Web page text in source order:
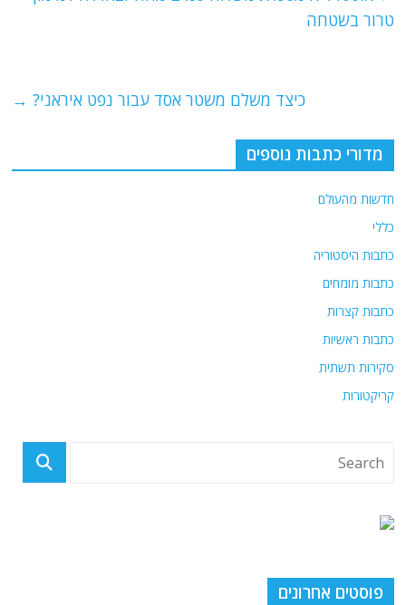
A
ra
k
טרור בשטחה
כיצד משלם משטר אסד עבור נפט איראני? →
מדורי כתבות נוספים
חדשות מהעולם
כללי
כתבות היסטוריה
כתבות מומחים
כתבות קצרות
כתבות ראשיות
סקירות תשתית
קריקטורות
פוסטים אחרונים